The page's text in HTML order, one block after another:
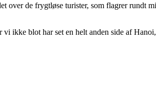
over de frygtløse turister, som flagrer rundt
ikke blot har set en helt anden side af